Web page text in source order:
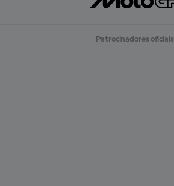
Patrocinadores oficiais